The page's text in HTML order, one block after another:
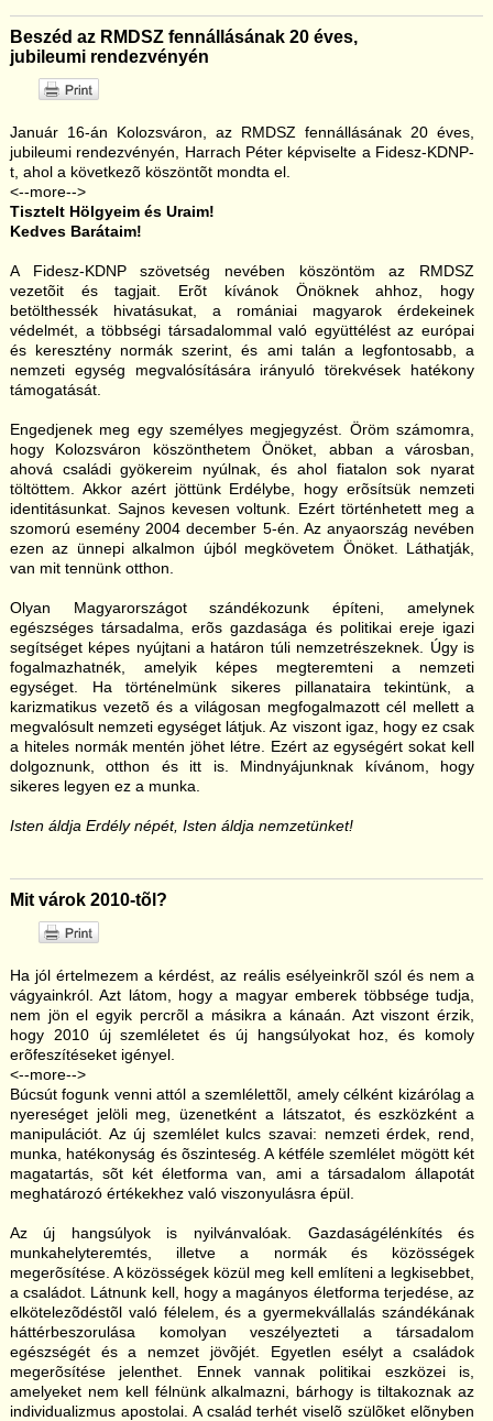
Beszéd az RMDSZ fennállásának 20 éves,
jubileumi rendezvényén
Január 16-án Kolozsváron, az RMDSZ fennállásának 20 éves,
jubileumi rendezvényén, Harrach Péter képviselte a Fidesz-KDNP-
t, ahol a következõ köszöntõt mondta el.
<--more-->
Tisztelt Hölgyeim és Uraim!
Kedves Barátaim!
A Fidesz-KDNP szövetség nevében köszöntöm az RMDSZ
vezetõit és tagjait. Erõt kívánok Önöknek ahhoz, hogy
betölthessék hivatásukat, a romániai magyarok érdekeinek
védelmét, a többségi társadalommal való együttélést az európai
és keresztény normák szerint, és ami talán a legfontosabb, a
nemzeti egység megvalósítására irányuló törekvések hatékony
támogatását.
Engedjenek meg egy személyes megjegyzést. Öröm számomra,
hogy Kolozsváron köszönthetem Önöket, abban a városban,
ahová családi gyökereim nyúlnak, és ahol fiatalon sok nyarat
töltöttem. Akkor azért jöttünk Erdélybe, hogy erõsítsük nemzeti
identitásunkat. Sajnos kevesen voltunk. Ezért történhetett meg a
szomorú esemény 2004 december 5-én. Az anyaország nevében
ezen az ünnepi alkalmon újból megkövetem Önöket. Láthatják,
van mit tennünk otthon.
Olyan Magyarországot szándékozunk építeni, amelynek
egészséges társadalma, erõs gazdasága és politikai ereje igazi
segítséget képes nyújtani a határon túli nemzetrészeknek. Úgy is
fogalmazhatnék, amelyik képes megteremteni a nemzeti
egységet. Ha történelmünk sikeres pillanataira tekintünk, a
karizmatikus vezetõ és a világosan megfogalmazott cél mellett a
megvalósult nemzeti egységet látjuk. Az viszont igaz, hogy ez csak
a hiteles normák mentén jöhet létre. Ezért az egységért sokat kell
dolgoznunk, otthon és itt is. Mindnyájunknak kívánom, hogy
sikeres legyen ez a munka.
Isten áldja Erdély népét, Isten áldja nemzetünket!
Mit várok 2010-tõl?
Ha jól értelmezem a kérdést, az reális esélyeinkrõl szól és nem a
vágyainkról. Azt látom, hogy a magyar emberek többsége tudja,
nem jön el egyik percrõl a másikra a kánaán. Azt viszont érzik,
hogy 2010 új szemléletet és új hangsúlyokat hoz, és komoly
erõfeszítéseket igényel.
<--more-->
Búcsút fogunk venni attól a szemlélettõl, amely célként kizárólag a
nyereséget jelöli meg, üzenetként a látszatot, és eszközként a
manipulációt. Az új szemlélet kulcs szavai: nemzeti érdek, rend,
munka, hatékonyság és õszinteség. A kétféle szemlélet mögött két
magatartás, sõt két életforma van, ami a társadalom állapotát
meghatározó értékekhez való viszonyulásra épül.
Az új hangsúlyok is nyilvánvalóak. Gazdaságélénkítés és
munkahelyteremtés, illetve a normák és közösségek
megerõsítése. A közösségek közül meg kell említeni a legkisebbet,
a családot. Látnunk kell, hogy a magányos életforma terjedése, az
elkötelezõdéstõl való félelem, és a gyermekvállalás szándékának
háttérbeszorulása komolyan veszélyezteti a társadalom
egészségét és a nemzet jövõjét. Egyetlen esélyt a családok
megerõsítése jelenthet. Ennek vannak politikai eszközei is,
amelyeket nem kell félnünk alkalmazni, bárhogy is tiltakoznak az
individualizmus apostolai. A család terhét viselõ szülõket elõnyben